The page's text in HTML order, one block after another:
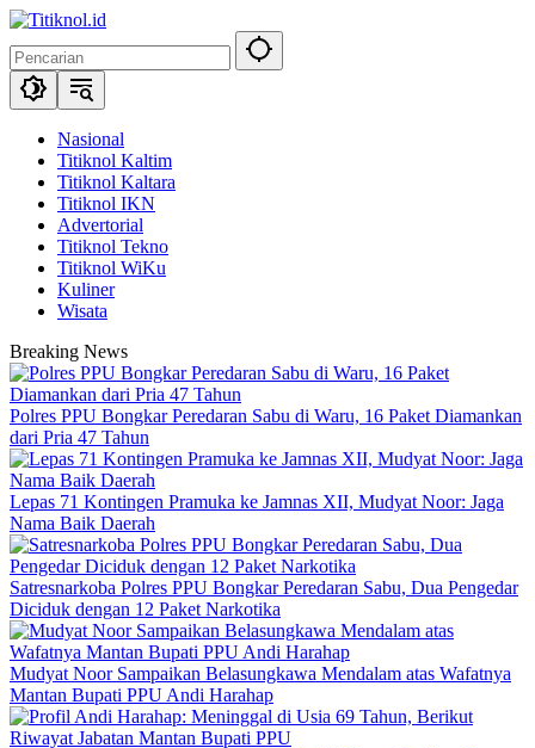
Langsung
konten
Nasional
Titiknol Kaltim
Titiknol Kaltara
Titiknol IKN
Advertorial
Titiknol Tekno
Titiknol WiKu
Kuliner
Wisata
Breaking News
Polres PPU Bongkar Peredaran Sabu di Waru, 16 Paket Diamankan
dari Pria 47 Tahun
Lepas 71 Kontingen Pramuka ke Jamnas XII, Mudyat Noor: Jaga
Nama Baik Daerah
Satresnarkoba Polres PPU Bongkar Peredaran Sabu, Dua Pengedar
Diciduk dengan 12 Paket Narkotika
Mudyat Noor Sampaikan Belasungkawa Mendalam atas Wafatnya
Mantan Bupati PPU Andi Harahap